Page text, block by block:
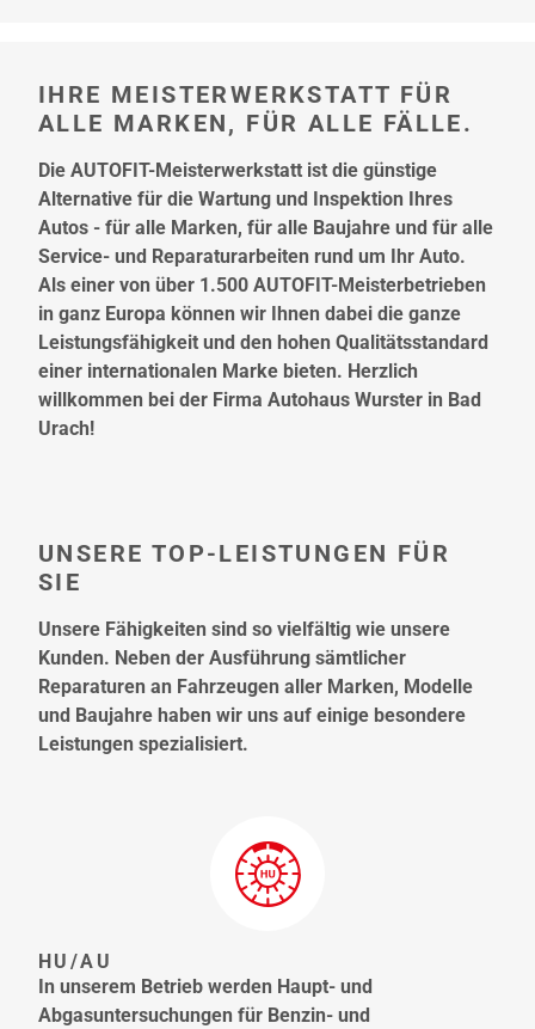
IHRE MEISTERWERKSTATT FÜR
ALLE MARKEN, FÜR ALLE FÄLLE.
Die AUTOFIT-Meisterwerkstatt ist die günstige
Alternative für die Wartung und Inspektion Ihres
Autos - für alle Marken, für alle Baujahre und für alle
Service- und Reparaturarbeiten rund um Ihr Auto.
Als einer von über 1.500 AUTOFIT-Meisterbetrieben
in ganz Europa können wir Ihnen dabei die ganze
Leistungsfähigkeit und den hohen Qualitätsstandard
einer internationalen Marke bieten. Herzlich
willkommen bei der Firma Autohaus Wurster in Bad
Urach!
UNSERE TOP-LEISTUNGEN FÜR
SIE
Unsere Fähigkeiten sind so vielfältig wie unsere
Kunden. Neben der Ausführung sämtlicher
Reparaturen an Fahrzeugen aller Marken, Modelle
und Baujahre haben wir uns auf einige besondere
Leistungen spezialisiert.
HU/AU
In unserem Betrieb werden Haupt- und
Abgasuntersuchungen für Benzin- und